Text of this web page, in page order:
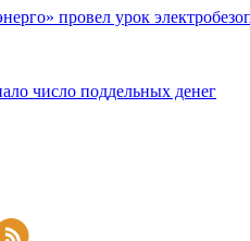
провел урок
число поддельных денег